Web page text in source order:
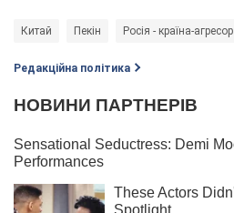
Китай Пекін Росія - країна-агресор
Редакційна політика